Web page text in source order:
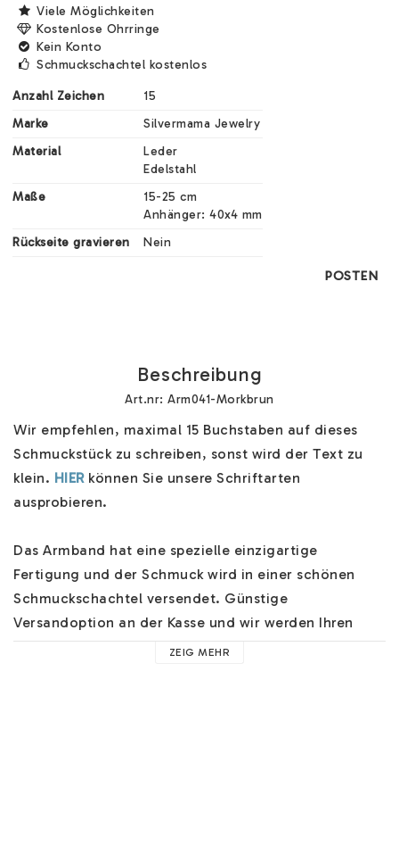
Viele Möglichkeiten
Kostenlose Ohrringe
Kein Konto
Schmuckschachtel kostenlos
Anzahl Zeichen
15
Marke
Silvermama Jewelry
Material
Leder
Edelstahl
Maße
15-25 cm
Anhänger: 40x4 mm
Rückseite gravieren
Nein
POSTEN
Beschreibung
Art.nr: Arm041-Morkbrun
Wir empfehlen, maximal 15 Buchstaben auf dieses
Schmuckstück zu schreiben, sonst wird der Text zu
klein. HIER können Sie unsere Schriftarten
ausprobieren.
Das Armband hat eine spezielle einzigartige
Fertigung und der Schmuck wird in einer schönen
Schmuckschachtel versendet. Günstige
Versandoption an der Kasse und wir werden Ihren
Schmuck schnell versenden. Das Armband ist in
ZEIG MEHR